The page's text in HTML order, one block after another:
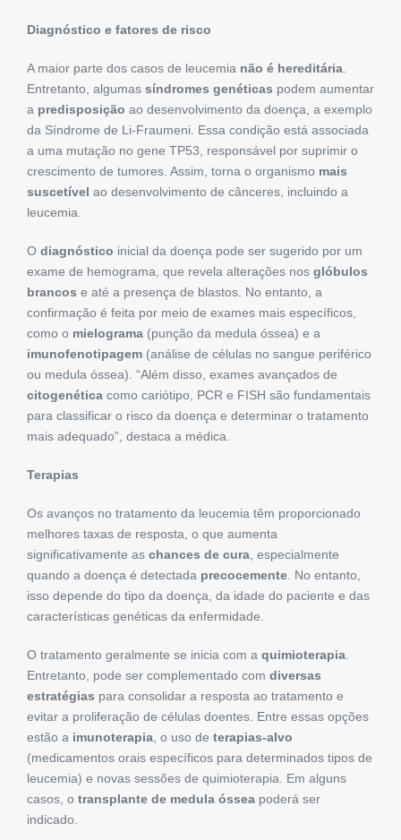
Diagnóstico e fatores de risco
A maior parte dos casos de leucemia não é hereditária.
Entretanto, algumas síndromes genéticas podem aumentar
a predisposição ao desenvolvimento da doença, a exemplo
da Síndrome de Li-Fraumeni. Essa condição está associada
a uma mutação no gene TP53, responsável por suprimir o
crescimento de tumores. Assim, torna o organismo mais
suscetível ao desenvolvimento de cânceres, incluindo a
leucemia.
O diagnóstico inicial da doença pode ser sugerido por um
exame de hemograma, que revela alterações nos glóbulos
brancos e até a presença de blastos. No entanto, a
confirmação é feita por meio de exames mais específicos,
como o mielograma (punção da medula óssea) e a
imunofenotipagem (análise de células no sangue periférico
ou medula óssea). “Além disso, exames avançados de
citogenética como cariótipo, PCR e FISH são fundamentais
para classificar o risco da doença e determinar o tratamento
mais adequado”, destaca a médica.
Terapias
Os avanços no tratamento da leucemia têm proporcionado
melhores taxas de resposta, o que aumenta
significativamente as chances de cura, especialmente
quando a doença é detectada precocemente. No entanto,
isso depende do tipo da doença, da idade do paciente e das
características genéticas da enfermidade.
O tratamento geralmente se inicia com a quimioterapia.
Entretanto, pode ser complementado com diversas
estratégias para consolidar a resposta ao tratamento e
evitar a proliferação de células doentes. Entre essas opções
estão a imunoterapia, o uso de terapias-alvo
(medicamentos orais específicos para determinados tipos de
leucemia) e novas sessões de quimioterapia. Em alguns
casos, o transplante de medula óssea poderá ser
indicado.